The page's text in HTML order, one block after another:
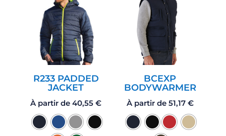
R233 PADDED
JACKET
À partir de40,55€
BCEXP
BODYWARMER
À partir de 51,17 €